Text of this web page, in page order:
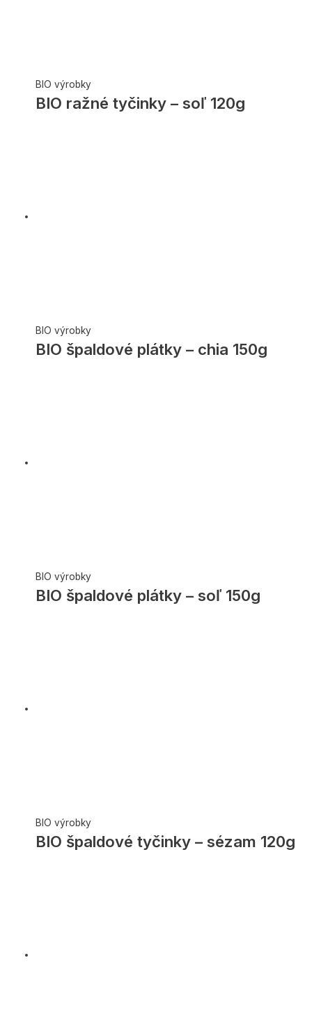
BIO výrobky
BIO ražné tyčinky – soľ 120g
BIO výrobky
BIO špaldové plátky – chia 150g
BIO výrobky
BIO špaldové plátky – soľ 150g
BIO výrobky
BIO špaldové tyčinky – sézam 120g